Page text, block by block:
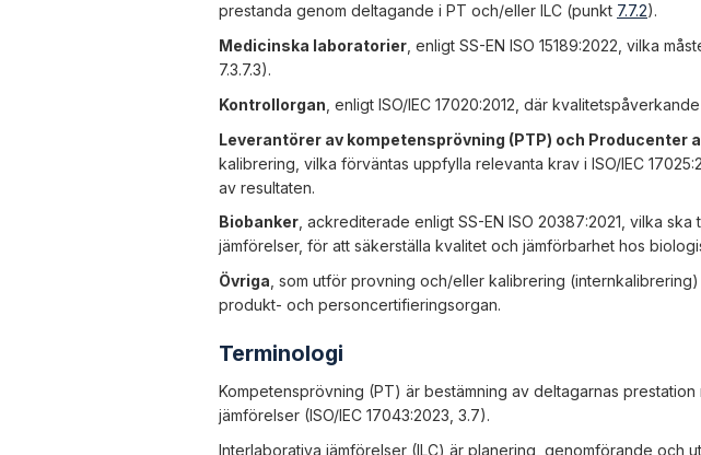
prestanda genom deltagande i PT och/eller ILC (punkt 7.7.2).
Medicinska laboratorier , enligt SS-EN ISO 15189:2022, vilka
7.3.7.3).
Kontrollorgan , enligt ISO/IEC 17020:2012, där
Leverantörer av kompetensprövning (PTP) och Producenter
kalibrering, vilka förväntas uppfylla relevanta krav i ISO/IEC
av resultaten.
Biobanker, ackrediterade enligt SS-EN ISO 20387:2021, vilka
jämförelser, för att säkerställa kvalitet och jämförbarhet hos
Övriga , som utför provning och/eller kalibrering
produkt- och personcertifieringsorgan.
Terminologi
Kompetensprövning (PT) är bestämning av deltagarnas
jämförelser (ISO/IEC 17043:2023, 3.7).
Interlaborativa jämförelser (ILC) är planering, genomförande och